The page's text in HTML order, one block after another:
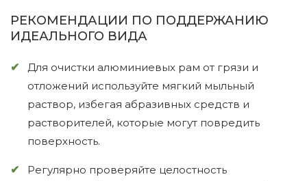
РЕКОМЕНДАЦИИ ПО ПОДДЕРЖАНИЮ
ИДЕАЛЬНОГО ВИДА
Для очистки алюминиевых рам от грязи и
отложений используйте мягкий мыльный
раствор, избегая абразивных средств и
растворителей, которые могут повредить
поверхность.
Регулярно проверяйте целостность